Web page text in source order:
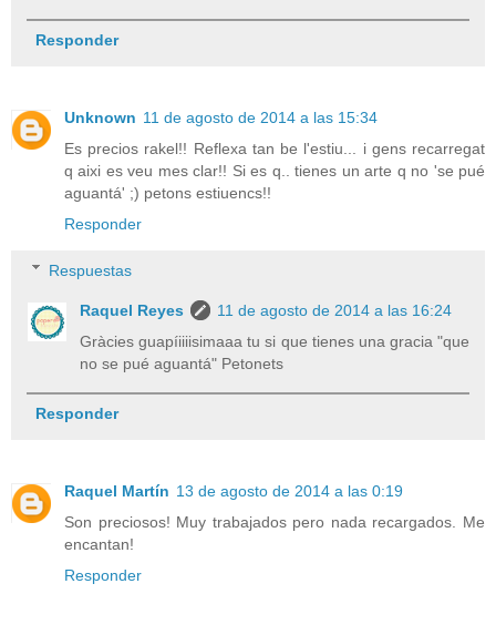
Responder
Unknown 11 de agosto de 2014 a las 15:34
Es precios rakel!! Reflexa tan be l'estiu... i gens recarregat
q aixi es veu mes clar!! Si es q.. tienes un arte q no 'se pué
aguantá' ;) petons estiuencs!!
Responder
Respuestas
Raquel Reyes
11 de agosto de 2014 a las 16:24
Gràcies guapíiiiisimaaa tu si que tienes una gracia "que
no se pué aguantá" Petonets
Responder
Raquel Martín 13 de agosto de 2014 a las 0:19
Son preciosos! Muy trabajados pero nada recargados. Me
encantan!
Responder